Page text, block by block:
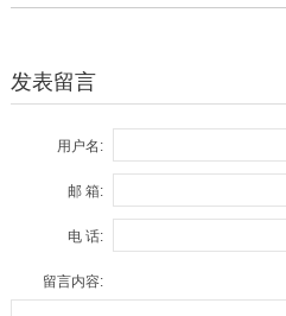
发表留言
用户名:
邮 箱:
电 话:
留言内容: